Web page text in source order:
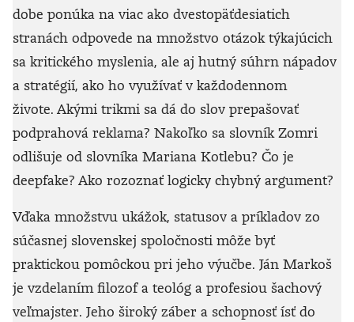
dobe ponúka na viac ako dvestopäťdesiatich
stranách odpovede na množstvo otázok týkajúcich
sa kritického myslenia, ale aj hutný súhrn nápadov
a stratégií, ako ho využívať v každodennom
živote. Akými trikmi sa dá do slov prepašovať
podprahová reklama? Nakoľko sa slovník Zomri
odlišuje od slovníka Mariana Kotlebu? Čo je
deepfake? Ako rozoznať logicky chybný argument?
Vďaka množstvu ukážok, statusov a príkladov zo
súčasnej slovenskej spoločnosti môže byť
praktickou pomôckou pri jeho výučbe. Ján Markoš
je vzdelaním filozof a teológ a profesiou šachový
veľmajster. Jeho široký záber a schopnosť ísť do